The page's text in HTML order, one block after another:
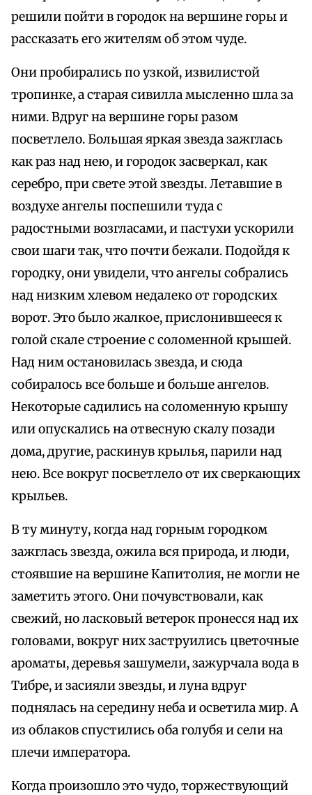
решили пойти в городок на вершине горы и
рассказать его жителям об этом чуде.
Они пробирались по узкой, извилистой
тропинке, а старая сивилла мысленно шла за
ними. Вдруг на вершине горы разом
посветлело. Большая яркая звезда зажглась
как раз над нею, и городок засверкал, как
серебро, при свете этой звезды. Летавшие в
воздухе ангелы поспешили туда с
радостными возгласами, и пастухи ускорили
свои шаги так, что почти бежали. Подойдя к
городку, они увидели, что ангелы собрались
над низким хлевом недалеко от городских
ворот. Это было жалкое, прислонившееся к
голой скале строение с соломенной крышей.
Над ним остановилась звезда, и сюда
собиралось все больше и больше ангелов.
Некоторые садились на соломенную крышу
или опускались на отвесную скалу позади
дома, другие, раскинув крылья, парили над
нею. Все вокруг посветлело от их сверкающих
крыльев.
В ту минуту, когда над горным городком
зажглась звезда, ожила вся природа, и люди,
стоявшие на вершине Капитолия, не могли не
заметить этого. Они почувствовали, как
свежий, но ласковый ветерок пронесся над их
головами, вокруг них заструились цветочные
ароматы, деревья зашумели, зажурчала вода в
Тибре, и засияли звезды, и луна вдруг
поднялась на середину неба и осветила мир. А
из облаков спустились оба голубя и сели на
плечи императора.
Когда произошло это чудо, торжествующий